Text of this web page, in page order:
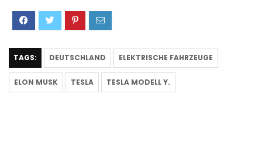
TAGS: DEUTSCHLAND ELEKTRISCHE FAHRZEUGE
ELON MUSK TESLA TESLA MODELL Y.